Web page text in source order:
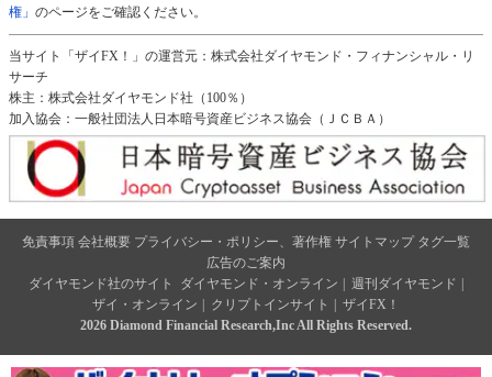
権」 のページをご確認ください。
当サイト「ザイFX！」の運営元：株式会社ダイヤモンド・フィナンシャル・リ
サーチ
株主：株式会社ダイヤモンド社（100％）
加入協会：一般社団法人日本暗号資産ビジネス協会（ＪＣＢＡ）
免責事項 会社概要 プライバシー・ポリシー、著作権 サイトマップ タグ一覧
広告のご案内
ダイヤモンド社のサイト
ダイヤモンド・オンライン 週刊ダイヤモンド
ザイ・オンライン
クリプトインサイト
ザイFX！
2026 Diamond Financial Research,Inc All Rights Reserved.